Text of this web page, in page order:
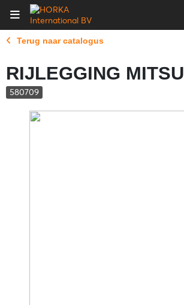
Terug naar catalogus
RIJLEGGING MITSU
580709